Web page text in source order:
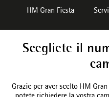
HM Gran Fiesta
Scegliete il
Grazie per aver scelto HM Gran